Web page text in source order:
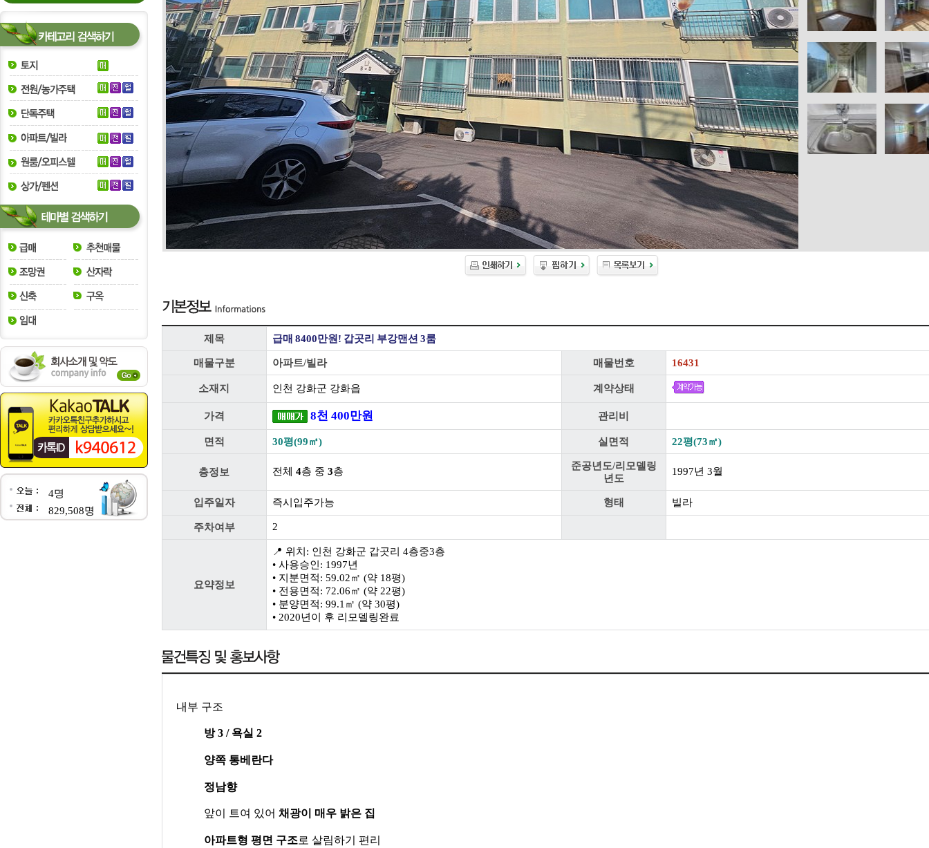
4명
829,508명
제목 급매 8400만원! 갑곳리 부강맨션 3룸
매물구분 아파트/빌라 매물번호 16431
소재지 인천 강화군 강화읍 계약상태
가격 8천 400만원 관리비
면적 30평(99㎡) 실면적 22평(73㎡)
층정보 전체 4층 중 3층
준공년도/리모델링
년도
1997년 3월
입주일자 즉시입주가능 형태 빌라
주차여부 2
요약정보
📍 위치: 인천 강화군 갑곳리 4층중3층
• 사용승인: 1997년
• 지분면적: 59.02㎡ (약 18평)
• 전용면적: 72.06㎡ (약 22평)
• 분양면적: 99.1㎡ (약 30평)
• 2020년이 후 리모델링완료
내부 구조
방3 / 욕실 2
양쪽 통베란다
정남향
앞이 트여 있어 채광이 매우 밝은 집
아파트형 평면 구조로 살림하기 편리